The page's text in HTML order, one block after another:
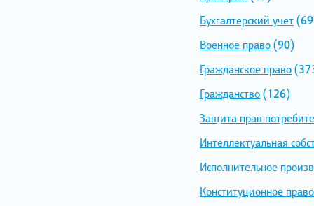
Бухгалтерский учет
Военное право(90)
Гражданское право
Гражданство(126)
Защита прав
Интеллектуальная
Исполнительное
Конституционное право